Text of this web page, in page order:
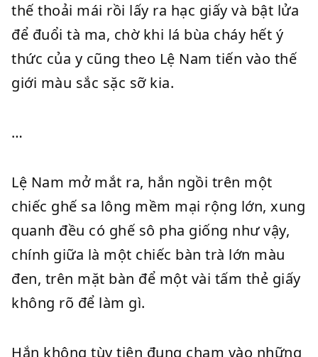
thế thoải mái rồi lấy ra hạc giấy và bật lửa
để đuổi tà ma, chờ khi lá bùa cháy hết ý
thức của y cũng theo Lệ Nam tiến vào thế
giới màu sắc sặc sỡ kia.
…
Lệ Nam mở mắt ra, hắn ngồi trên một
chiếc ghế sa lông mềm mại rộng lớn, xung
quanh đều có ghế sô pha giống như vậy,
chính giữa là một chiếc bàn trà lớn màu
đen, trên mặt bàn để một vài tấm thẻ giấy
không rõ để làm gì.
Hắn không tùy tiện đụng chạm vào những